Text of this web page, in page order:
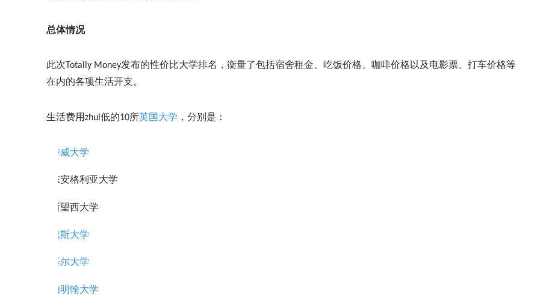
总体情况
此次 Totally Money发布的性价比大学排名，衡量了包括宿舍租金、吃饭价格、咖啡价格以及电影票、打车价格等
在内的各项生活开支。
生活费用zhui低的10所英国大学 ，分别是：
华威大学
东安格利亚大学
斯望西大学
巴斯大学
基尔大学
伯明翰大学